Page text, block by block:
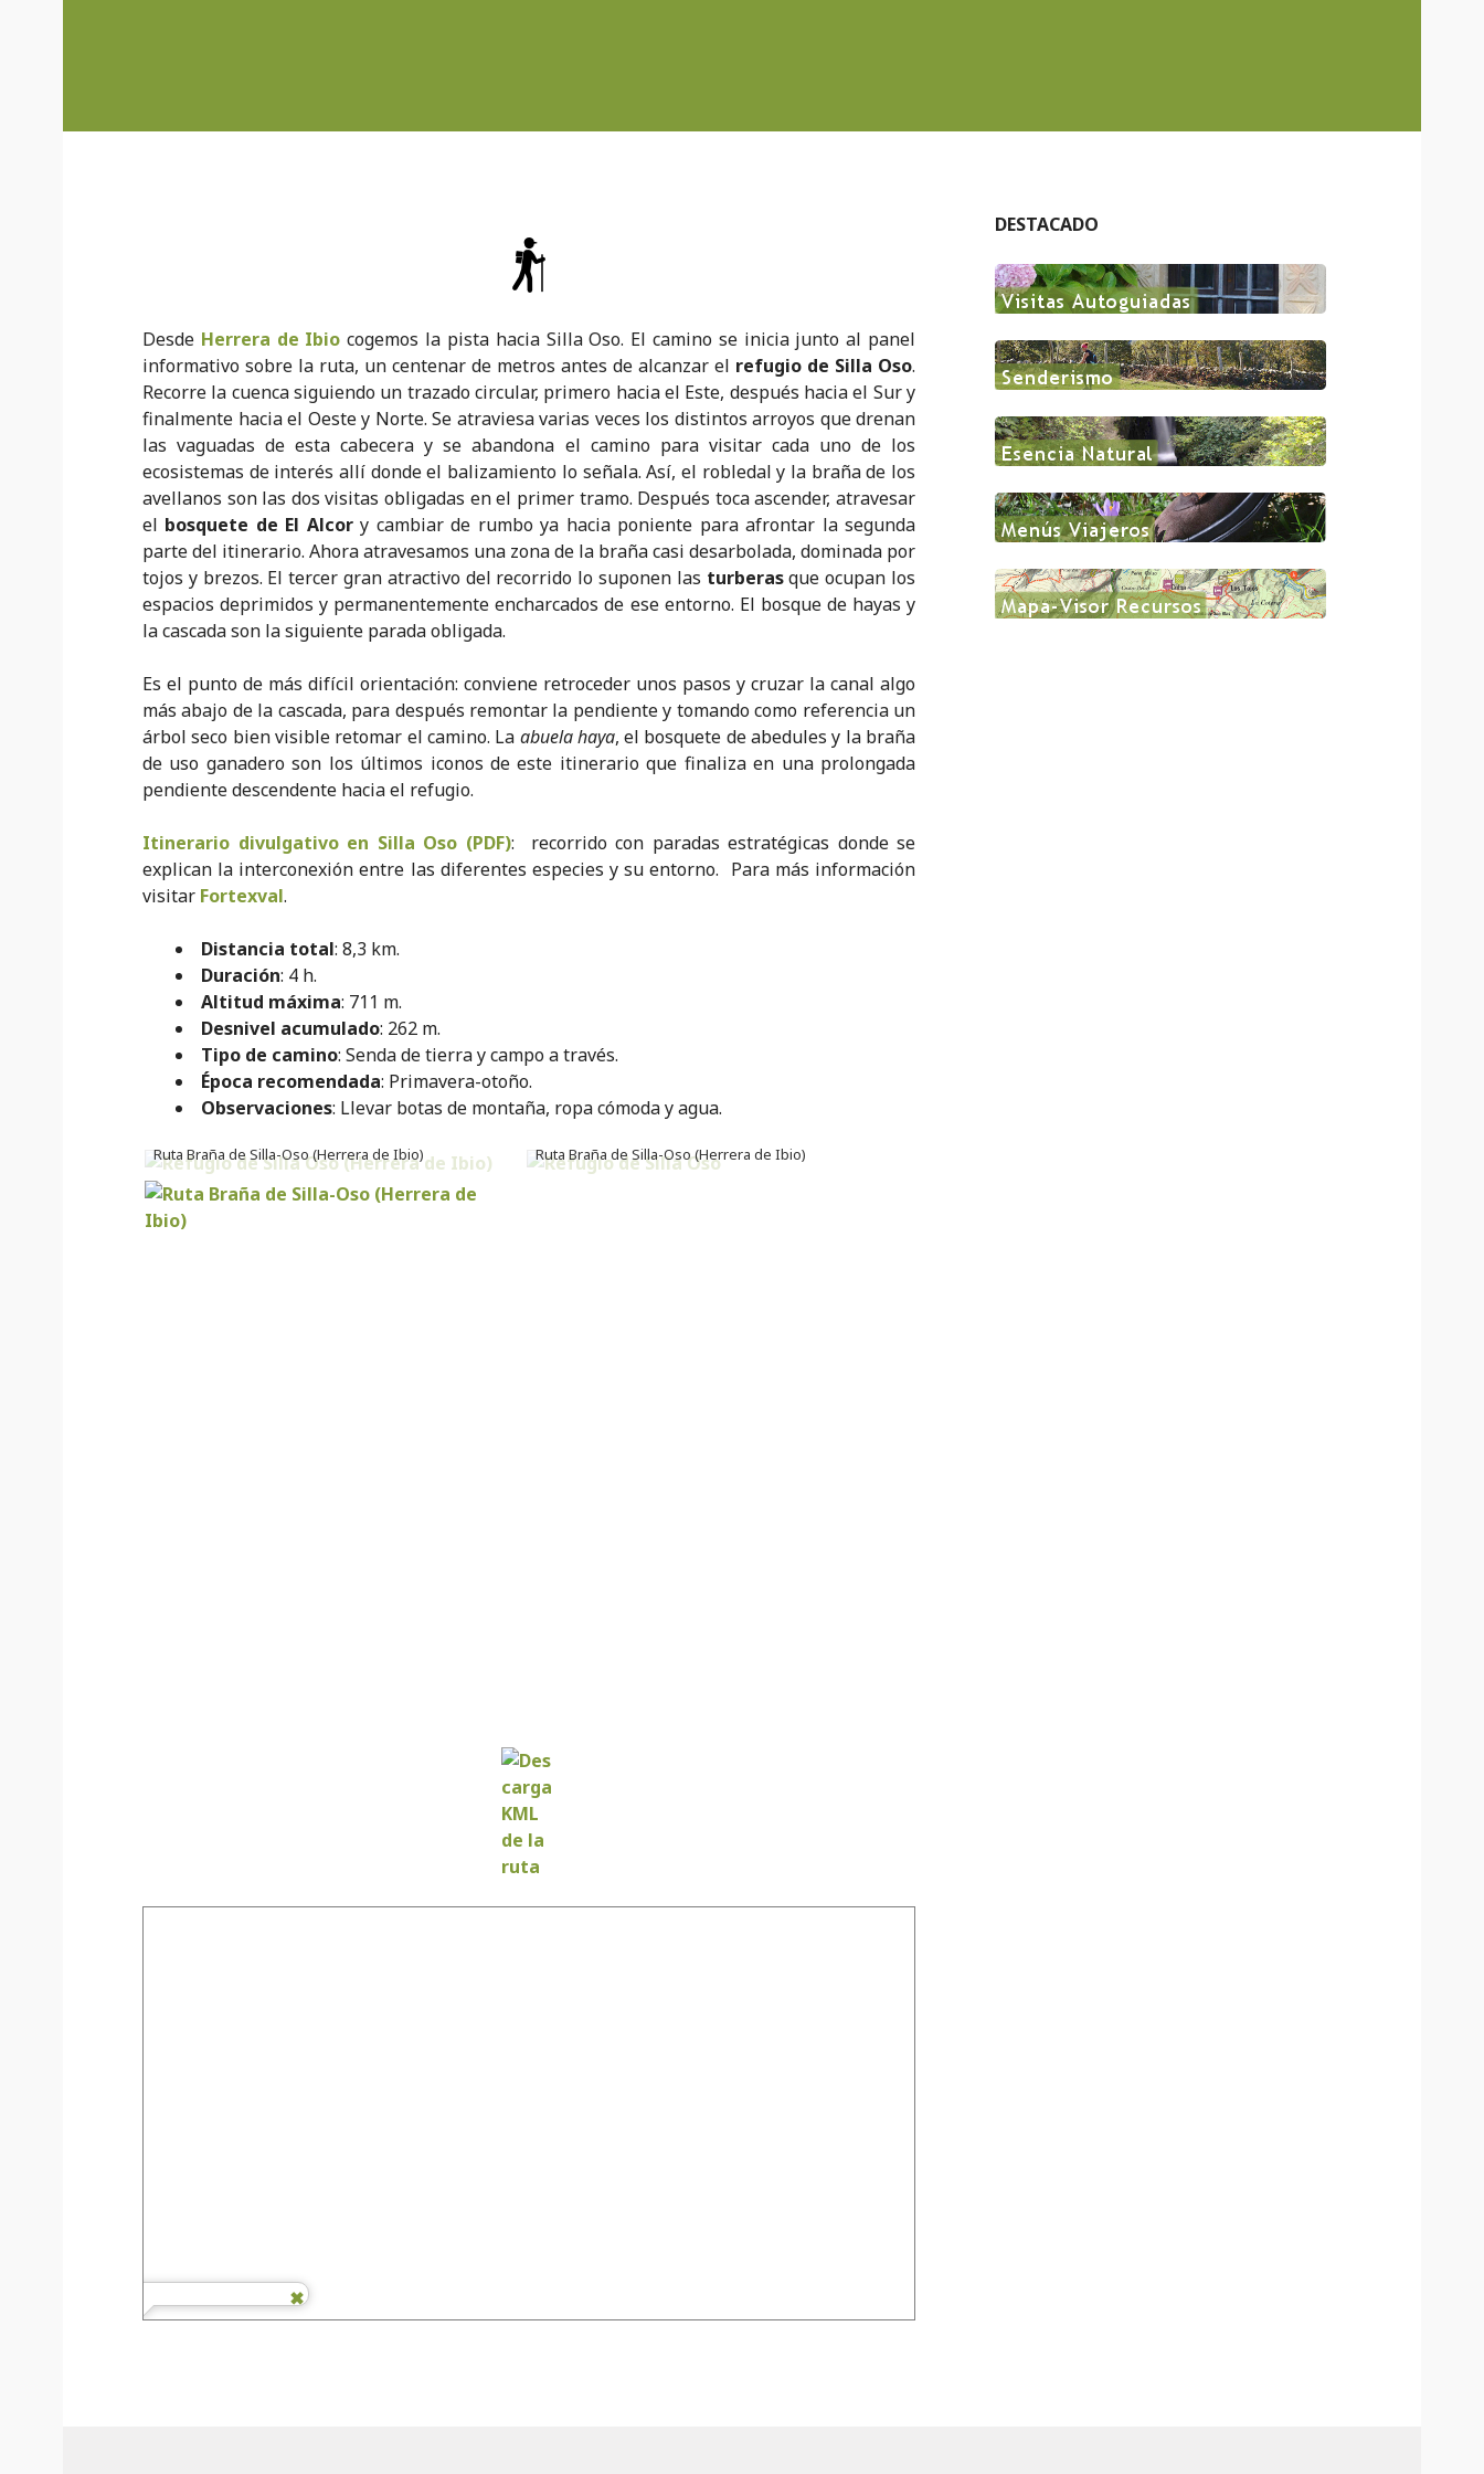
Desde Herrera de Ibio cogemos la pista hacia Silla Oso. El camino se inicia junto al panel
informativo sobre la ruta, un centenar de metros antes de alcanzar el refugio de Silla Oso.
Recorre la cuenca siguiendo un trazado circular, primero hacia el Este, después hacia el Sur y
finalmente hacia el Oeste y Norte. Se atraviesa varias veces los distintos arroyos que drenan
las vaguadas de esta cabecera y se abandona el camino para visitar cada uno de los
ecosistemas de interés allí donde el balizamiento lo señala. Así, el robledal y la braña de los
avellanos son las dos visitas obligadas en el primer tramo. Después toca ascender, atravesar
el bosquete de El Alcory cambiar de rumbo ya hacia poniente para afrontar la segunda
parte del itinerario. Ahora atravesamos una zona de la braña casi desarbolada, dominada por
tojos y brezos. El tercer gran atractivo del recorrido lo suponen las turberasque ocupan los
espacios deprimidos y permanentemente encharcados de ese entorno. El bosque de hayas y
la cascada son la siguiente parada obligada.
Es el punto de más difícil orientación: conviene retroceder unos pasos y cruzar la canal algo
más abajo de la cascada, para después remontar la pendiente y tomando como referencia un
árbol seco bien visible retomar el camino. La abuela haya, el bosquete de abedules y la braña
de uso ganadero son los últimos iconos de este itinerario que finaliza en una prolongada
pendiente descendente hacia el refugio.
Itinerario divulgativo en Silla Oso (PDF): recorrido con paradas estratégicas donde se
explican la interconexión entre las diferentes especies y su entorno. Para más información
visitar Fortexval.
Distancia total: 8,3 km.
Duración: 4 h.
Altitud máxima: 711 m.
Desnivel acumulado: 262 m.
Tipo de camino: Senda de tierra y campo a través.
Época recomendada: Primavera-otoño.
Observaciones: Llevar botas de montaña, ropa cómoda y agua.
Ruta Braña de Silla-Oso (Herrera de Ibio) Ruta Braña de Silla-Oso (Herrera de Ibio)
DESTACADO